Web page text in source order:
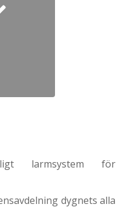
larmsystem för
dygnets alla